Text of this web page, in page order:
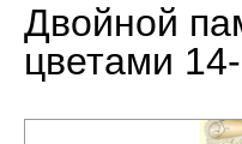
Двойной
цветами